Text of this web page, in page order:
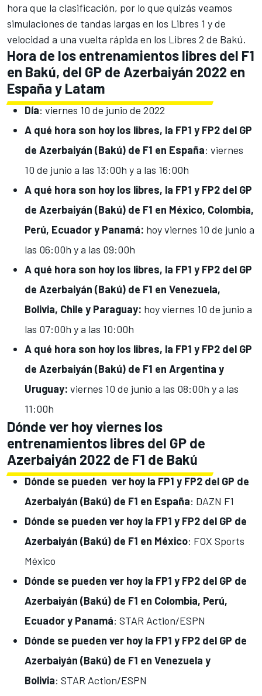
hora que la clasificación, por lo que quizás veamos
simulaciones de tandas largas en los Libres 1 y de
velocidad a una vuelta rápida en los Libres 2 de Bakú.
Hora de los entrenamientos libres del F1
en Bakú, del GP de Azerbaiyán 2022 en
España y Latam
Día: viernes 10 de junio de 2022
A qué hora son hoy los libres, la FP1 y FP2 del GP
de Azerbaiyán (Bakú) de F1 en España: viernes
10 de junio a las 13:00h y a las 16:00h
A qué hora son hoy los libres, la FP1 y FP2 del GP
de Azerbaiyán (Bakú) de F1 en México, Colombia,
Perú, Ecuador y Panamá: hoyviernes 10 de junio a
las 06:00h y a las 09:00h
A qué hora son hoy los libres, la FP1 y FP2 del GP
de Azerbaiyán (Bakú) de F1 en Venezuela,
Bolivia, Chile y Paraguay: hoyviernes 10 de junio a
las 07:00h y a las 10:00h
A qué hora son hoy los libres, la FP1 y FP2 del GP
de Azerbaiyán (Bakú) de F1 en Argentina y
Uruguay: viernes 10 de junio a las 08:00h y a las
11:00h
Dónde ver hoy viernes los
entrenamientos libres del GP de
Azerbaiyán 2022 de F1 de Bakú
Dónde se pueden ver hoy la FP1 y FP2 del GP de
Azerbaiyán (Bakú) de F1 en España: DAZN F1
Dónde se pueden ver hoy la FP1 y FP2 del GP de
Azerbaiyán (Bakú) de F1 en México: FOX Sports
México
Dónde se pueden ver hoy la FP1 y FP2 del GP de
Azerbaiyán (Bakú) de F1 en Colombia, Perú,
Ecuador y Panamá: STAR Action/ESPN
Dónde se pueden ver hoy la FP1 y FP2 del GP de
Azerbaiyán (Bakú) de F1 en Venezuela y
Bolivia: STAR Action/ESPN